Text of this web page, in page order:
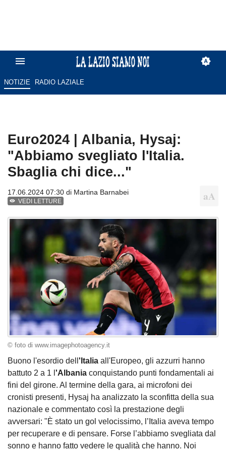
NOTIZIE RADIO LAZIALE
Euro2024 | Albania, Hysaj:
"Abbiamo svegliato l'Italia.
Sbaglia chi dice..."
17.06.2024 07:30 di Martina Barnabei
VEDI LETTURE
© foto di www.imagephotoagency.it
Buono l'esordio dell 'Italia all'Europeo, gli azzurri hanno
battuto 2 a 1 l 'Albania conquistando punti fondamentali ai
fini del girone. Al termine della gara, ai microfoni dei
cronisti presenti, Hysaj ha analizzato la sconfitta della sua
nazionale e commentato così la prestazione degli
avversari: "È stato un gol velocissimo, l’Italia aveva tempo
per recuperare e di pensare. Forse l’abbiamo svegliata dal
sonno e hanno fatto vedere le qualità che hanno. Noi